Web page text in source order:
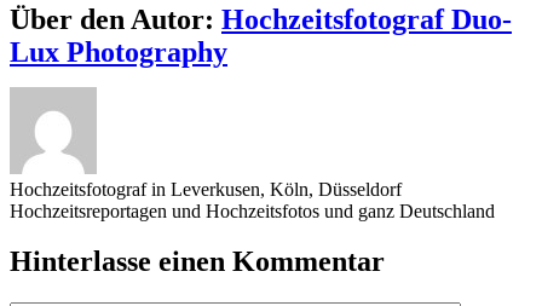
Sharing_facebook
Sharing_twitter
Sharing_reddit
Über den Autor: Hochzeitsfotograf Duo-
Lux Photography
Hochzeitsfotograf in Leverkusen, Köln, Düsseldorf
Hochzeitsreportagen und Hochzeitsfotos und ganz Deutschland
Hinterlasse einen Kommentar